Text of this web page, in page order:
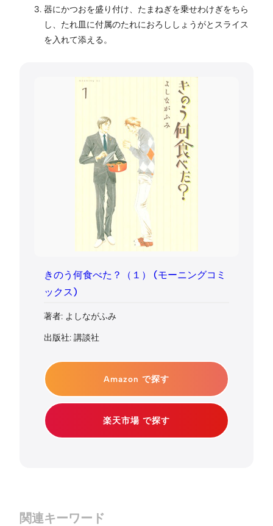
器にかつおを盛り付け、たまねぎを乗せわけぎをちら
し、たれ皿に付属のたれにおろししょうがとスライス
を入れて添える。
きのう何食べた？（１） (モーニングコミ
ックス)
著者: よしながふみ
出版社: 講談社
Amazon で探す
楽天市場 で探す
関連キーワード